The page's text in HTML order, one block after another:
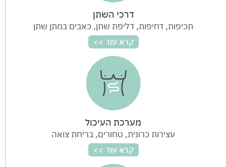
דרכי השתן
תכיפות, דחיפות, דליפת שתן, כאבים במתן שתן
מערכת העיכול
עצירות כרונית, טחורים, בריחת צואה